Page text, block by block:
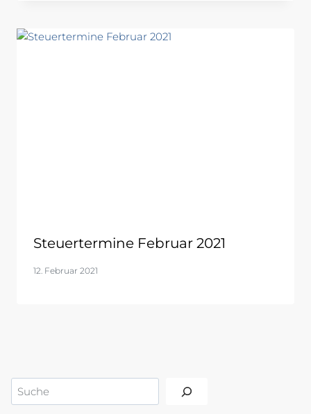
Steuertermine Februar 2021
12. Februar 2021
Suchen